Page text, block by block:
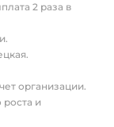
2 раза в
организации.
и